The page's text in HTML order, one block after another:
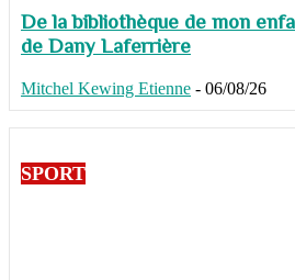
De la bibliothèque de mon
de Dany Laferrière
Mitchel Kewing Etienne - 06/08/26
SPORT